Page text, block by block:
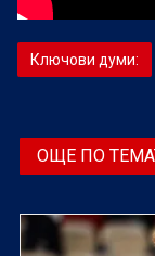
Ключови думи:
ОЩЕ ПО